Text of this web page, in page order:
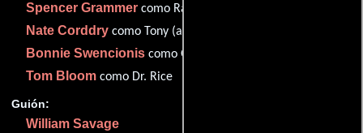
Spencer Grammer como Rachel
Nate Corddry como Tony (as Nathan Corddry)
Bonnie Swencionis como Gretchen
Tom Bloom como Dr. Rice
Guión:
William Savage